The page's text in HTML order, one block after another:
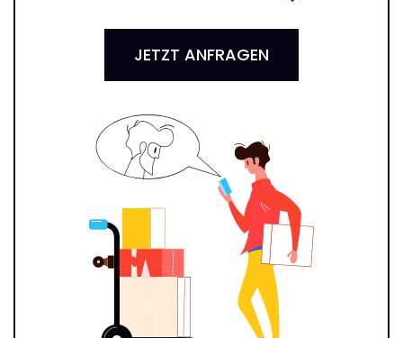
JETZT ANFRAGEN